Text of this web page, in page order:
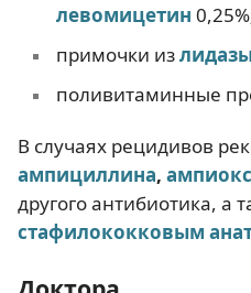
левомицетин
примочки из
поливитаминные
В случаях рецидивов
ампициллина,
другого антибиотика, а
стафилококковым